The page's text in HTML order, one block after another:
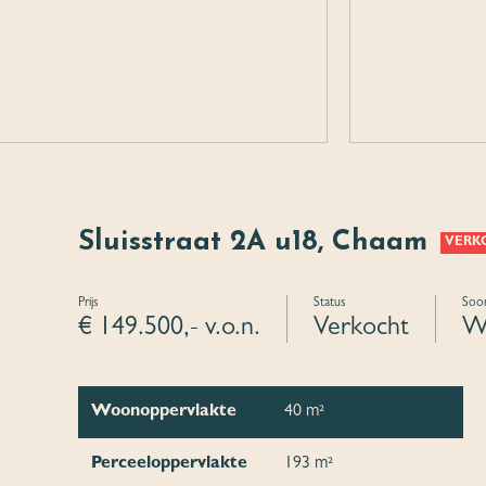
Sluisstraat 2A u18, Chaam
Prijs
€ 149.500,- v.o.n.
Status
Verkocht
Woonoppervlakte 40 m²
Perceeloppervlakte 193 m²